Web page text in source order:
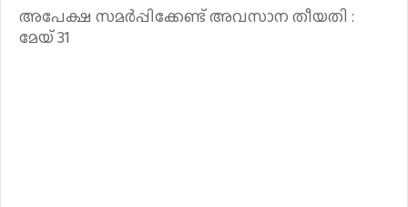
അപേക്ഷ സമർപ്പിക്കേണ്ട് അവസാന തീയതി :
മേയ് 31